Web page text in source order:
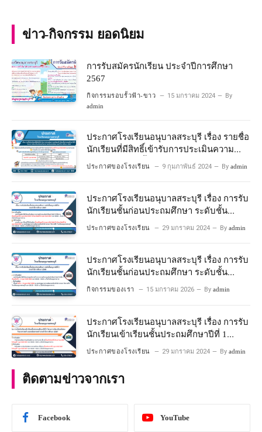
ข่าว-กิจกรรม ยอดนิยม
การรับสมัครนักเรียน ประจำปีการศึกษา
2567
กิจกรรมรอบรั้วฟ้า-ขาว 15 มกราคม 2024 By
admin
ประกาศโรงเรียนอนุบาลสระบุรี เรื่อง รายชื่อ
นักเรียนที่มีสิทธิ์เข้ารับการประเมินความ
พร้อมเข้าเรียนชั้นประถมศึกษาปีที่ 1
ประกาศของโรงเรียน 9 กุมภาพันธ์ 2024 By admin
ประกาศโรงเรียนอนุบาลสระบุรี เรื่อง การรับ
นักเรียนชั้นก่อนประถมศึกษา ระดับชั้น
ประกาศของโรงเรียน 29 มกราคม 2024 By admin
ประกาศโรงเรียนอนุบาลสระบุรี เรื่อง การรับ
นักเรียนชั้นก่อนประถมศึกษา ระดับชั้น
อนุบาลปีที่ ๒ ประจำปีการศึกษา ๒๕๖๙
กิจกรรมของเรา 15 มกราคม 2026 By admin
ประกาศโรงเรียนอนุบาลสระบุรี เรื่อง การรับ
นักเรียนเข้าเรียนชั้นประถมศึกษาปีที่ 1
โครงการห้องเรียนพิเศษ วิทยาศาสตร์ และ
ประกาศของโรงเรียน 29 มกราคม 2024 By admin
ติดตามข่าวจากเรา
Facebook YouTube